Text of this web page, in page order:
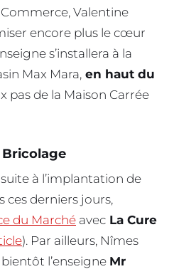
Valentine
encore plus le cœur
s’installera à la
Max Mara, en haut du
pas de la Maison Carrée
à l’implantation de
derniers jours,
du Marché avec La Cure
). Par ailleurs, Nîmes
l’enseigne Mr